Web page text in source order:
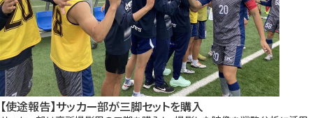
【使途報告】サッカー部が三脚セットを購入